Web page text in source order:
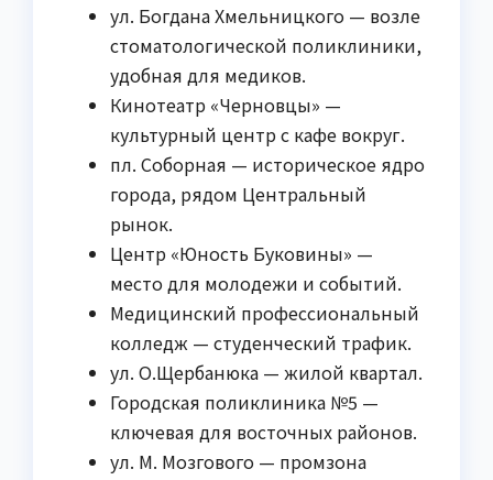
ул. Богдана Хмельницкого — возле
стоматологической поликлиники,
удобная для медиков.
Кинотеатр «Черновцы» —
культурный центр с кафе вокруг.
пл. Соборная — историческое ядро
города, рядом Центральный
рынок.
Центр «Юность Буковины» —
место для молодежи и событий.
Медицинский профессиональный
колледж — студенческий трафик.
ул. О.Щербанюка — жилой квартал.
Городская поликлиника №5 —
ключевая для восточных районов.
ул. М. Мозгового — промзона